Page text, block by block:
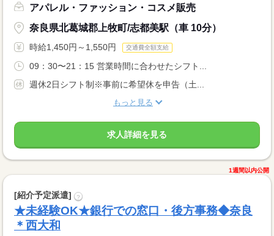
アパレル・ファッション・コスメ販売
奈良県北葛城郡上牧町/志都美駅（車 10分）
時給1,450円～1,550円 交通費全額支給
09：30〜21：15 営業時間に合わせたシフト...
週休2日シフト制※事前に希望休を申告（土...
もっと見る
求人詳細を見る
1週間以内公開
[紹介予定派遣] ?
★未経験OK★銀行での窓口・後方事務◆奈良
＊西大和